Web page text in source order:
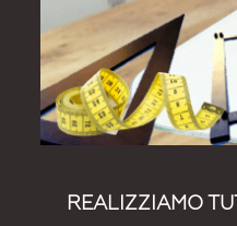
REALIZZIAMO